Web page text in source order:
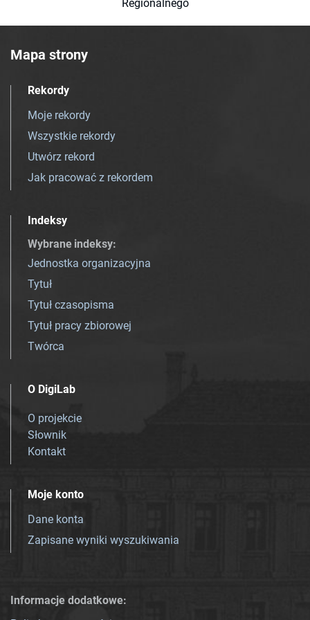
Regionalnego
Mapa strony
Rekordy
Moje rekordy
Wszystkie rekordy
Utwórz rekord
Jak pracować z rekordem
Indeksy
Wybrane indeksy:
Jednostka organizacyjna
Tytuł
Tytuł czasopisma
Tytuł pracy zbiorowej
Twórca
O DigiLab
O projekcie
Słownik
Kontakt
Moje konto
Dane konta
Zapisane wyniki wyszukiwania
Informacje dodatkowe: